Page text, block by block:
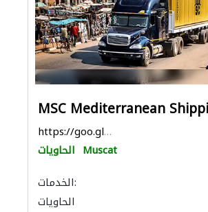
MSC Mediterranean
https://goo.gl/maps/nDmtgpr4MzwHar2TA
الحاويات Muscat
الخدمات:
الحاويات